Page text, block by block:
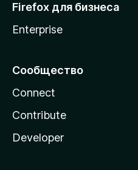
Firefox для бизнеса
Enterprise
Сообщество
Connect
Contribute
Developer